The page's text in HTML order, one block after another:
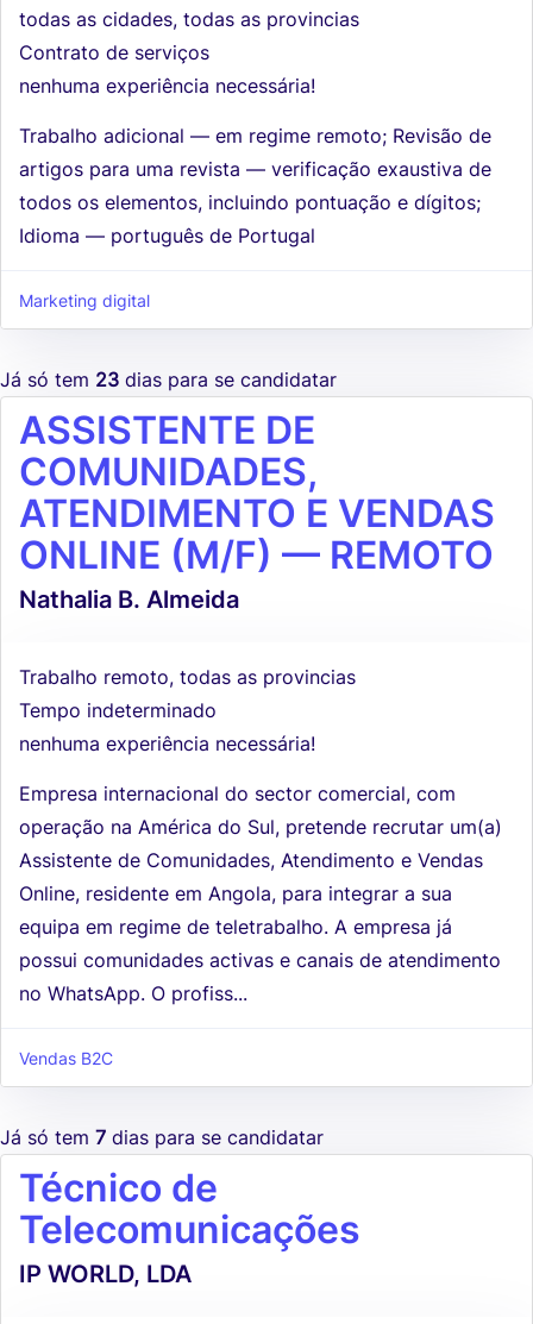
todas as cidades, todas as provincias
Contrato de serviços
nenhuma experiência necessária!
Trabalho adicional — em regime remoto; Revisão de
artigos para uma revista — verificação exaustiva de
todos os elementos, incluindo pontuação e dígitos;
Idioma — português de Portugal
Marketing digital
Já só tem 23 dias para se candidatar
ASSISTENTE DE
COMUNIDADES,
ATENDIMENTO E VENDAS
ONLINE (M/F) — REMOTO
Nathalia B. Almeida
Trabalho remoto, todas as provincias
Tempo indeterminado
nenhuma experiência necessária!
Empresa internacional do sector comercial, com
operação na América do Sul, pretende recrutar um(a)
Assistente de Comunidades, Atendimento e Vendas
Online, residente em Angola, para integrar a sua
equipa em regime de teletrabalho. A empresa já
possui comunidades activas e canais de atendimento
no WhatsApp. O profiss...
Vendas B2C
Já só tem 7 dias para se candidatar
Técnico de
Telecomunicações
IP WORLD, LDA